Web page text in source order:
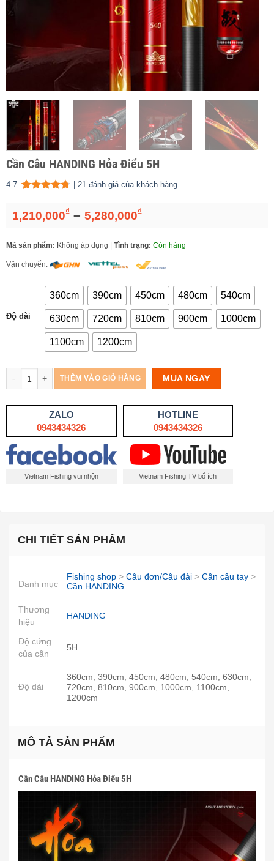
Cần Câu HANDING Hỏa Điểu 5H
4.7 21đánh giá của khách hàng
1,210,000₫ – 5,280,000₫Khoảng
từ
1,210,000₫
đến
Mã sản phẩm: Không áp dụng Tình trạng: Còn hàng
Vận chuyển:
Độ dài
360cm 390cm 450cm 480cm 540cm
630cm 720cm 810cm 900cm 1000cm
1100cm 1200cm
Số lượng THÊM VÀO GIỎ HÀNG MUA NGAY
ZALO
0943434326
HOTLINE
0943434326
Vietnam Fishing vui nhộn Vietnam Fishing TV bổ ích
CHI TIẾT SẢN PHẨM
Danh mục
Fishing shop > Câu đơn/Câu đài > Cần câu tay >
Cần HANDING
Thương
hiệu
HANDING
Độ cứng
của cần
5H
Độ dài
360cm, 390cm, 450cm, 480cm, 540cm, 630cm,
720cm, 810cm, 900cm, 1000cm, 1100cm,
1200cm
MÔ TẢ SẢN PHẨM
Cần Câu HANDING Hỏa Điểu 5H